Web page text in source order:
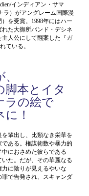
インディアン・サマ
ラ）がアングレーム国際漫
を受賞。1998年にはハー
た大御所バンド・デシネ
人公にして翻案した『ガ
ている。
脚本とイタ
ラの絵で
！
輩出し、比類なき栄華を
ある。権謀術数や暴力的
におさめた彼らである
た。だが、その華麗なる
に陰りが見えるやいな
で告発され、スキャンダ